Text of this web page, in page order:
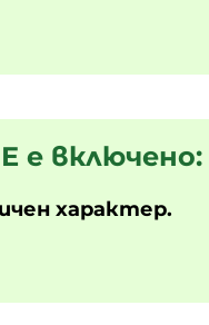
е включено:
характер.